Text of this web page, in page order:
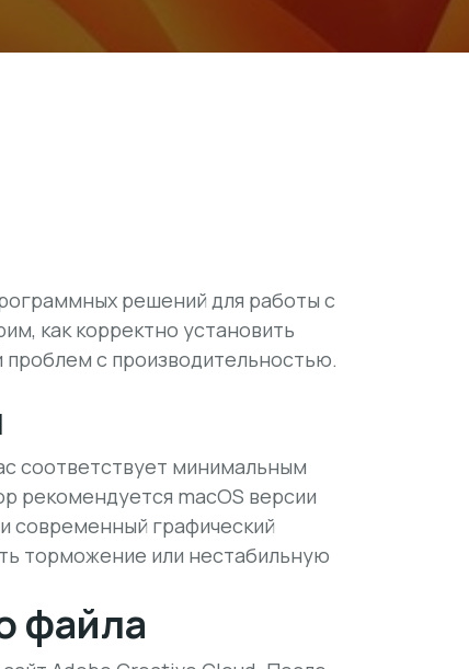
решений для работы с
как корректно установить
с производительностью.
соответствует минимальным
рекомендуется macOS версии
современный графический
торможение или нестабильную
файла